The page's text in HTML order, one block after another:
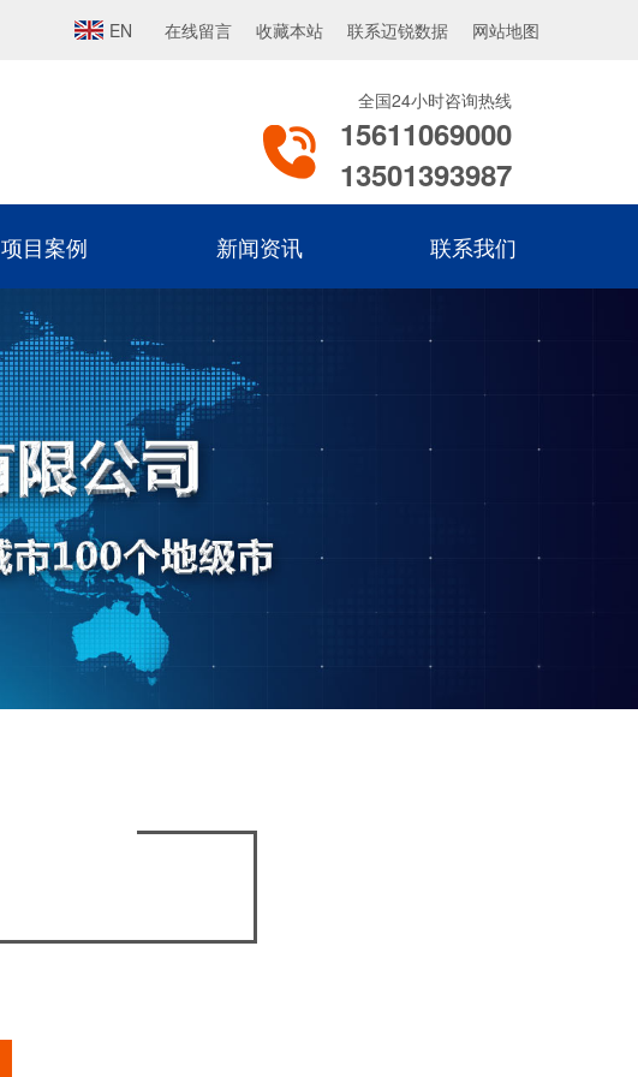
EN 在线留言 收藏本站 联系迈锐数据 网站地图
全国24小时咨询热线
15611069000
13501393987
项目案例 新闻资讯 联系我们